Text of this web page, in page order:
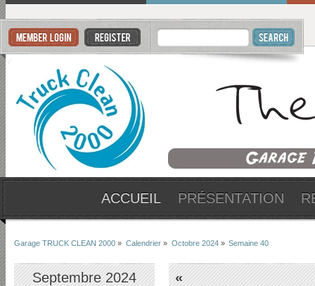
ACCUEIL PRÉSENTATION
Garage TRUCK CLEAN 2000 » Calendrier » Octobre 2024» Semaine 40
Septembre 2024
«